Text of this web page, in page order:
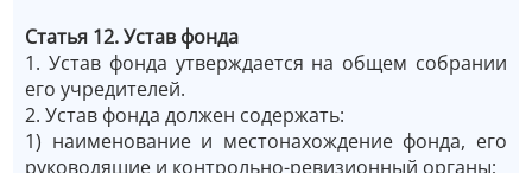
Статья 12. Устав фонда
1. Устав фонда утверждается на общем собрании
его учредителей.
2. Устав фонда должен содержать:
1) наименование и местонахождение фонда, его
руководящие и контрольно-ревизионный органы;